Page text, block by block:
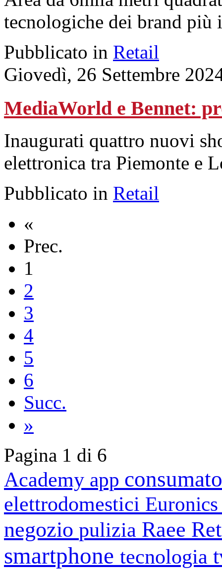
tecnologiche dei brand più
Pubblicato in Retail
Giovedì, 26 Settembre
MediaWorld e Bennet:
Inaugurati quattro nuovi
elettronica tra Piemonte e
Pubblicato in Retail
«
Prec.
1
2
3
4
5
6
Succ.
»
Pagina 1 di 6
Academy app
elettrodomestici
negozio pulizia Raee
smartphone tecnologia